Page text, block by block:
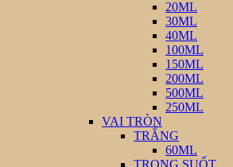
20ML
30ML
40ML
100ML
150ML
200ML
500ML
250ML
VAI TRÒN
TRẮNG
60ML
TRONG SUỐT